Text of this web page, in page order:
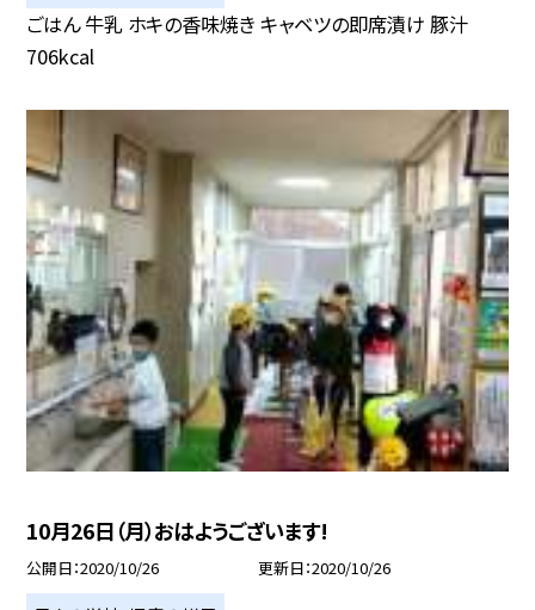
ごはん 牛乳 ホキの香味焼き キャベツの即席漬け 豚汁
706kcal
10月26日（月）おはようございます!
公開日 2020/10/26 更新日 2020/10/26